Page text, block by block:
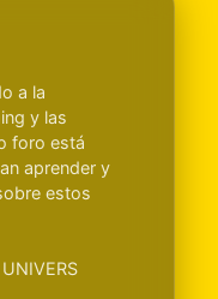
a la
y las
foro está
aprender y
estos